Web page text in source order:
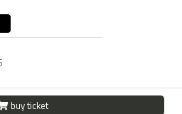
buy ticket